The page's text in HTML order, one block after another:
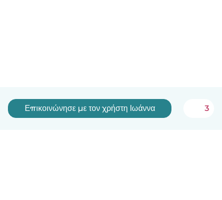
Επικοινώνησε με τον χρήστη Ιωάννα 3